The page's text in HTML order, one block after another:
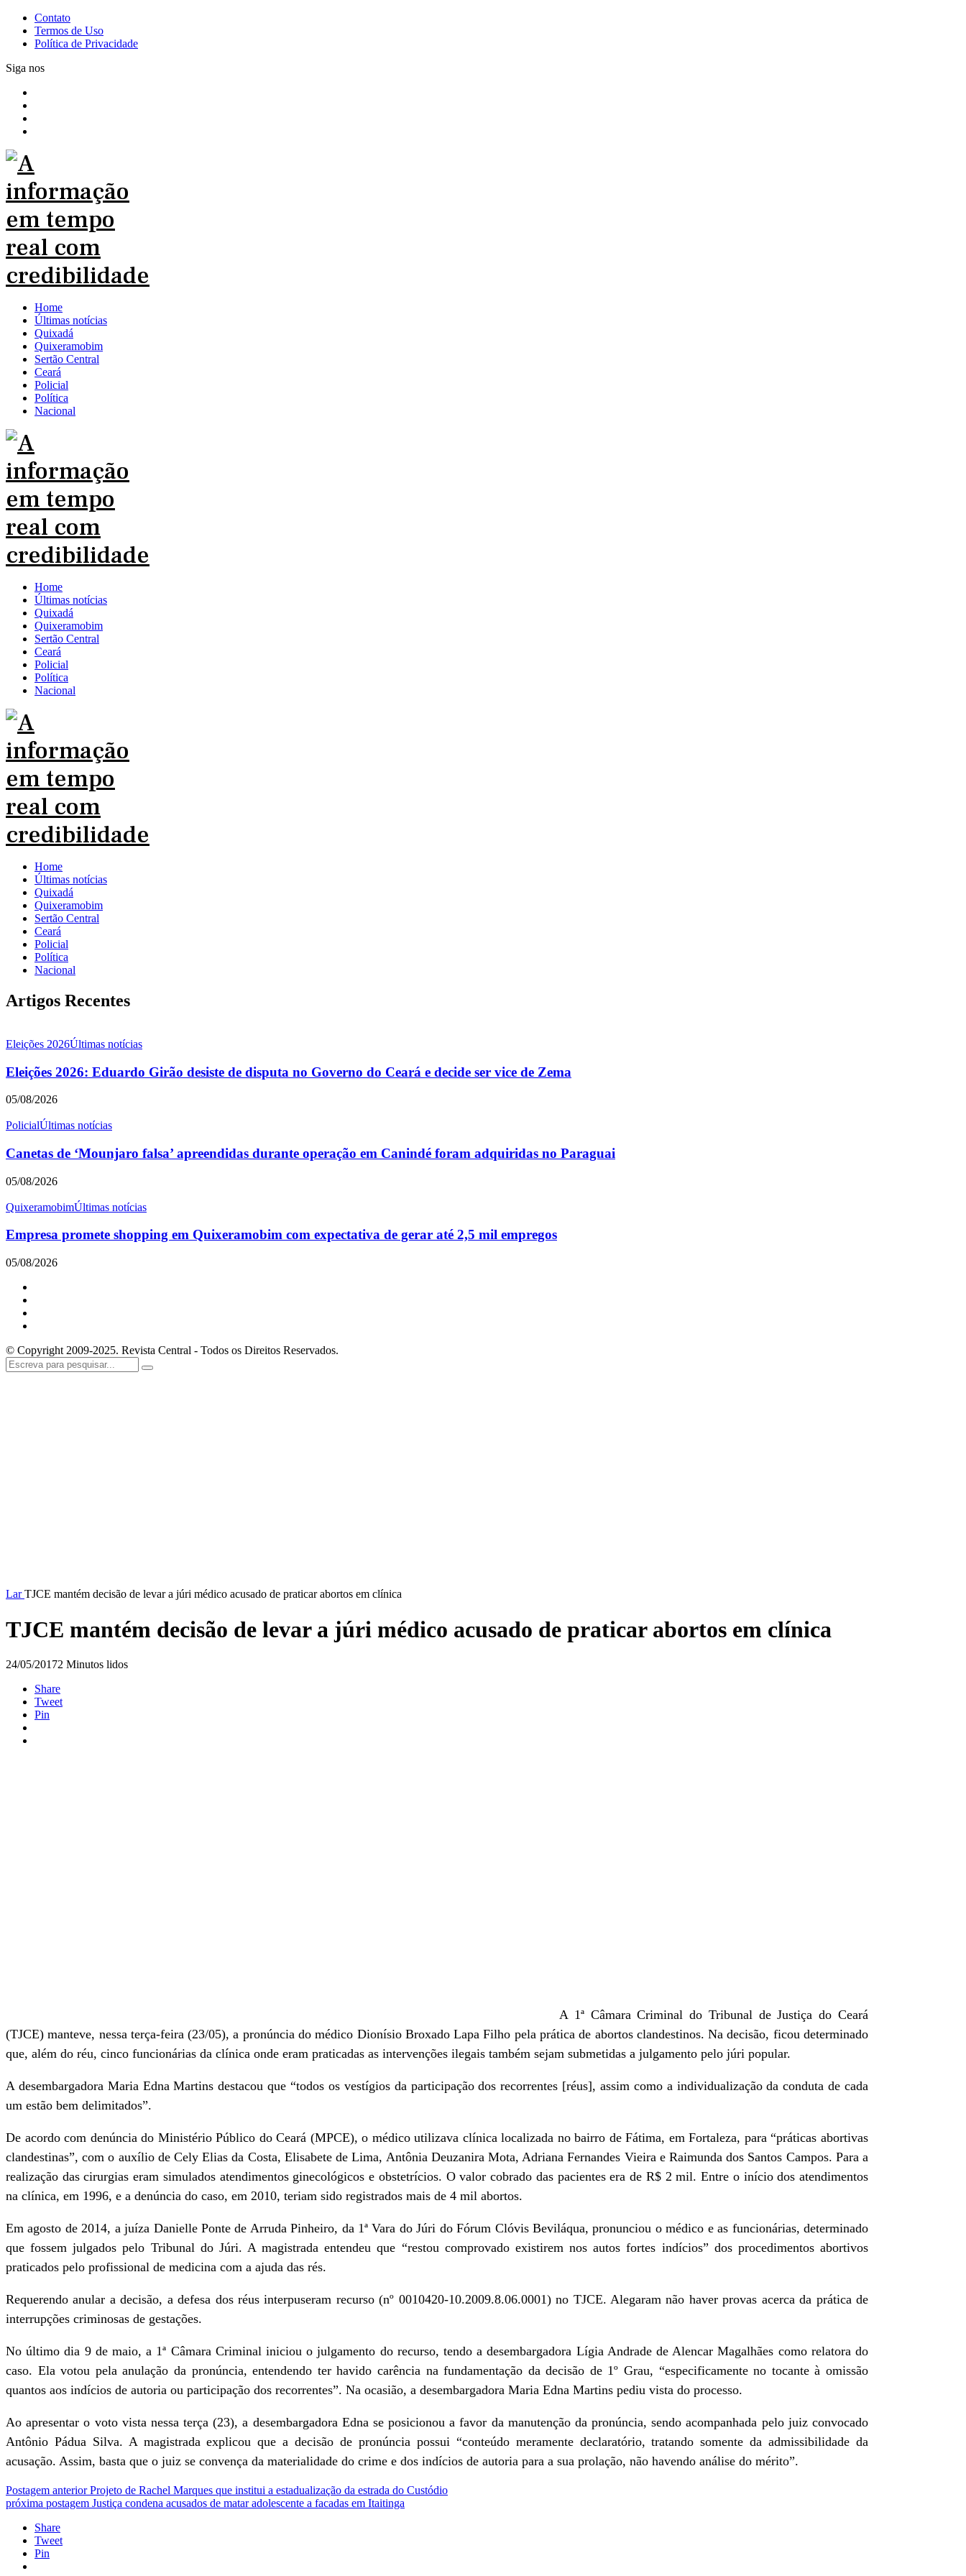
Contato
Termos de Uso
Política de Privacidade
Siga nos
Home
Últimas notícias
Quixadá
Quixeramobim
Sertão Central
Ceará
Policial
Política
Nacional
Home
Últimas notícias
Quixadá
Quixeramobim
Sertão Central
Ceará
Policial
Política
Nacional
Home
Últimas notícias
Quixadá
Quixeramobim
Sertão Central
Ceará
Policial
Política
Nacional
Artigos Recentes
Eleições 2026Últimas notícias
Eleições 2026: Eduardo Girão desiste de disputa no Governo do Ceará e decide ser vice de Zema
05/08/2026
PolicialÚltimas notícias
Canetas de ‘Mounjaro falsa’ apreendidas durante operação em Canindé foram adquiridas no Paraguai
05/08/2026
QuixeramobimÚltimas notícias
Empresa promete shopping em Quixeramobim com expectativa de gerar até 2,5 mil empregos
05/08/2026
© Copyright 2009-2025. Revista Central - Todos os Direitos Reservados.
LarTJCE mantém decisão de levar a júri médico acusado de praticar abortos em clínica
TJCE mantém decisão de levar a júri médico acusado de praticar abortos em clínica
24/05/20172 Minutos lidos
Share
Tweet
Pin
A 1ª Câmara Criminal do Tribunal de Justiça do Ceará
(TJCE) manteve, nessa terça-feira (23/05), a pronúncia do médico Dionísio Broxado Lapa Filho pela prática de abortos clandestinos. Na decisão, ficou determinado
que, além do réu, cinco funcionárias da clínica onde eram praticadas as intervenções ilegais também sejam submetidas a julgamento pelo júri popular.
A desembargadora Maria Edna Martins destacou que “todos os vestígios da participação dos recorrentes [réus], assim como a individualização da conduta de cada
um estão bem delimitados”.
De acordo com denúncia do Ministério Público do Ceará (MPCE), o médico utilizava clínica localizada no bairro de Fátima, em Fortaleza, para “práticas abortivas
clandestinas”, com o auxílio de Cely Elias da Costa, Elisabete de Lima, Antônia Deuzanira Mota, Adriana Fernandes Vieira e Raimunda dos Santos Campos. Para a
realização das cirurgias eram simulados atendimentos ginecológicos e obstetrícios. O valor cobrado das pacientes era de R$ 2 mil. Entre o início dos atendimentos
na clínica, em 1996, e a denúncia do caso, em 2010, teriam sido registrados mais de 4 mil abortos.
Em agosto de 2014, a juíza Danielle Ponte de Arruda Pinheiro, da 1ª Vara do Júri do Fórum Clóvis Beviláqua, pronunciou o médico e as funcionárias, determinado
que fossem julgados pelo Tribunal do Júri. A magistrada entendeu que “restou comprovado existirem nos autos fortes indícios” dos procedimentos abortivos
praticados pelo profissional de medicina com a ajuda das rés.
Requerendo anular a decisão, a defesa dos réus interpuseram recurso (nº 0010420-10.2009.8.06.0001) no TJCE. Alegaram não haver provas acerca da prática de
interrupções criminosas de gestações.
No último dia 9 de maio, a 1ª Câmara Criminal iniciou o julgamento do recurso, tendo a desembargadora Lígia Andrade de Alencar Magalhães como relatora do
caso. Ela votou pela anulação da pronúncia, entendendo ter havido carência na fundamentação da decisão de 1º Grau, “especificamente no tocante à omissão
quantos aos indícios de autoria ou participação dos recorrentes”. Na ocasião, a desembargadora Maria Edna Martins pediu vista do processo.
Ao apresentar o voto vista nessa terça (23), a desembargadora Edna se posicionou a favor da manutenção da pronúncia, sendo acompanhada pelo juiz convocado
Antônio Pádua Silva. A magistrada explicou que a decisão de pronúncia possui “conteúdo meramente declaratório, tratando somente da admissibilidade da
acusação. Assim, basta que o juiz se convença da materialidade do crime e dos indícios de autoria para a sua prolação, não havendo análise do mérito”.
Postagem anterior Projeto de Rachel Marques que institui a estadualização da estrada do Custódio
próxima postagem Justiça condena acusados de matar adolescente a facadas em Itaitinga
Share
Tweet
Pin